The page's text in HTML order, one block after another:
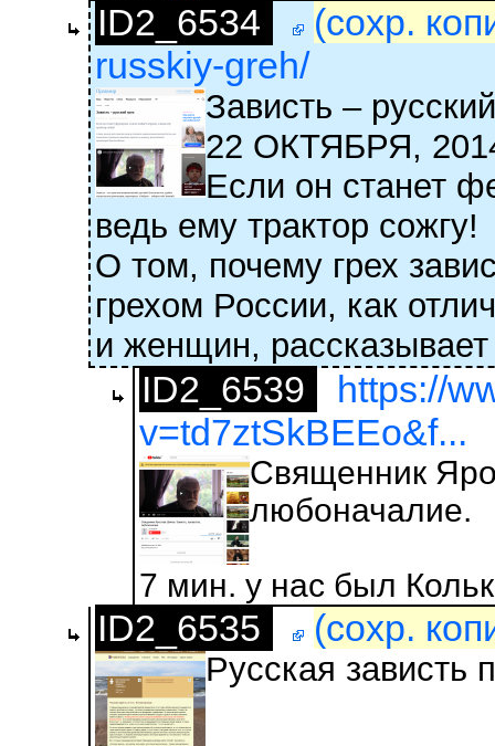
ID2_6534
(сохр.
russkiy-greh/
Зависть –
22 ОКТЯБРЯ,
Если он станет
ведь ему трактор сожгу!
О том, почему грех
грехом России, как
и женщин,
ID2_6539
https://
v=td7ztSkBEEo&f...
Священник
любоначалие.
7 мин. у нас был
ID2_6535 (сохр.
Русская зависть